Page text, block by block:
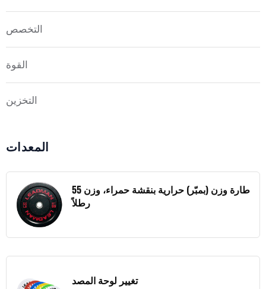
التخصص
القوة
التخزين
المعدات
طارة وزن (بمبّر) حرارية بنقشة حمراء، وزن 55
رطلاً
تغيير لوحة المصد